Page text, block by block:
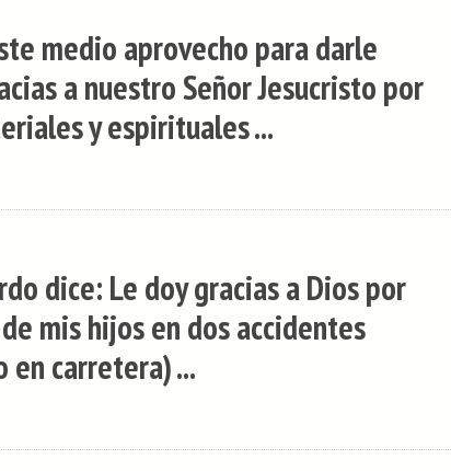
medio aprovecho para darle
a nuestro Señor Jesucristo por
y espirituales ...
dice: Le doy gracias a Dios por
mis hijos en dos accidentes
carretera) ...